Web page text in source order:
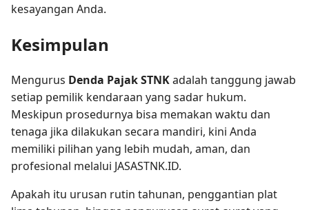
kesayangan Anda.
Kesimpulan
Mengurus Denda Pajak STNKadalah tanggung jawab
setiap pemilik kendaraan yang sadar hukum.
Meskipun prosedurnya bisa memakan waktu dan
tenaga jika dilakukan secara mandiri, kini Anda
memiliki pilihan yang lebih mudah, aman, dan
profesional melalui JASASTNK.ID.
Apakah itu urusan rutin tahunan, penggantian plat